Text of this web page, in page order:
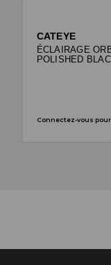
CATEYE
ÉCLAIRAGE
POLISHED
Connectez-vous pour